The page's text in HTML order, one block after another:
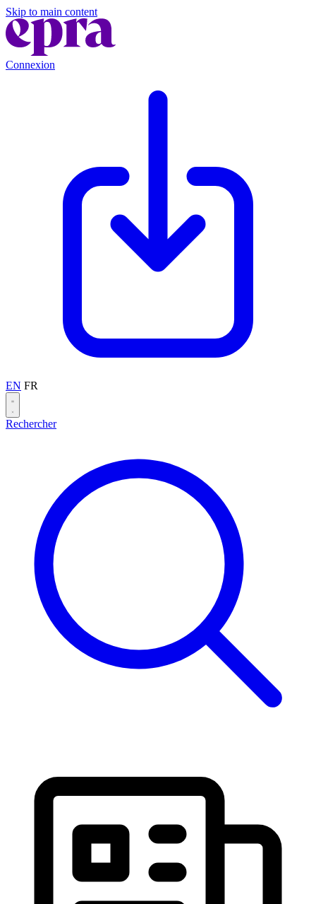
Skip to main content
Connexion
EN FR
Rechercher